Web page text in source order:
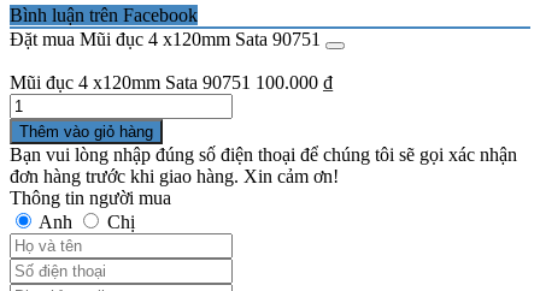
Bình luận trên Facebook
Đặt mua Mũi đục 4 x120mm Sata 90751
Mũi đục 4 x120mm Sata 90751 100.000 ₫
Số
lượng
Thêm vào giỏ hàng
Bạn vui lòng nhập đúng số điện thoại để chúng tôi sẽ gọi xác nhận
đơn hàng trước khi giao hàng. Xin cảm ơn!
Thông tin người mua
Anh
Chị